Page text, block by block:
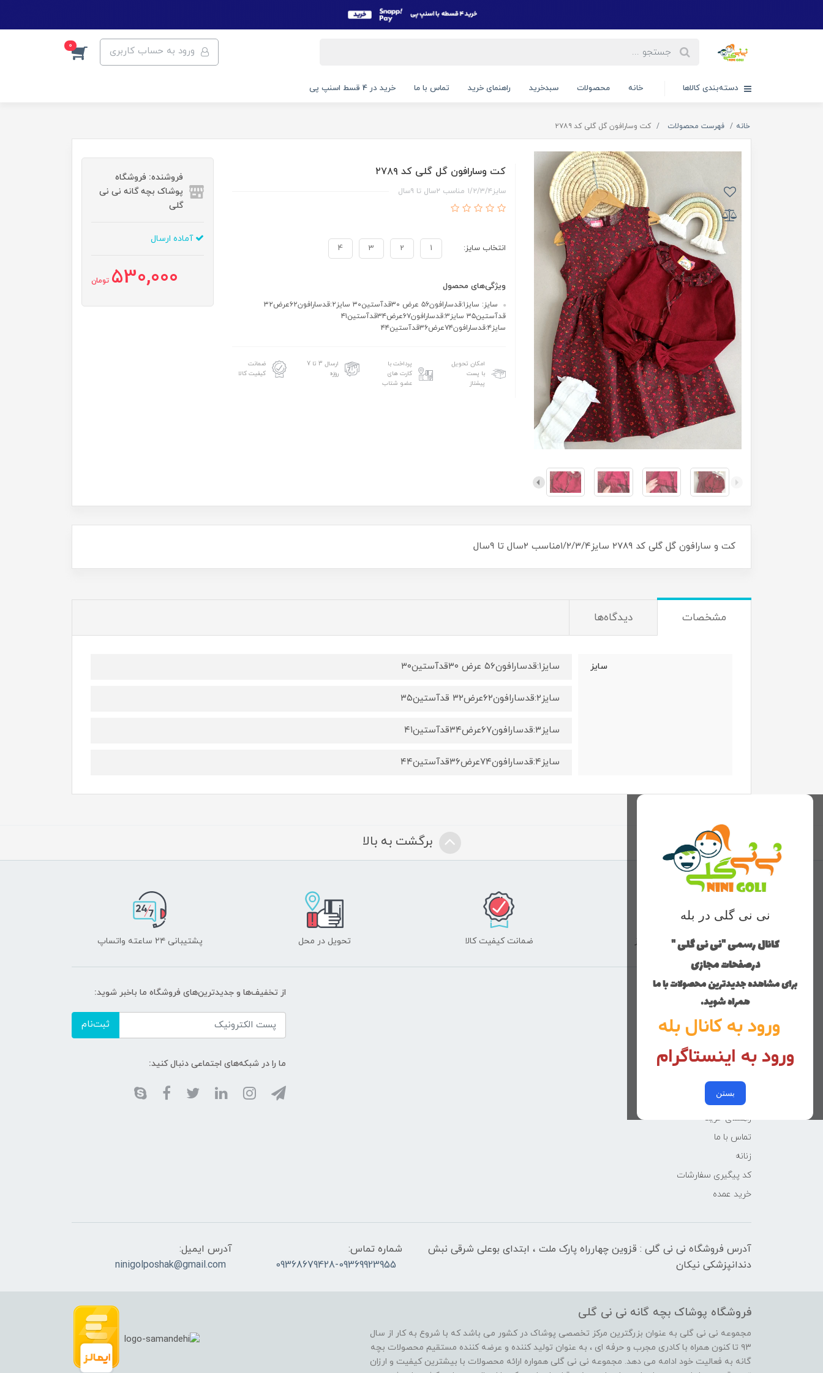
ورود به حساب کاربری 0
دسته‌بندی کالاها خانه محصولات سبدخرید راهنمای خرید تماس با ما خرید در 4 قسط اسنپ پی
خانه فهرست محصولات کت وسارافون گل گلی کد ۲۷۸۹
کت وسارافون گل گلی کد ۲۷۸۹
سایز۱/۲/۳/۴ مناسب ۲سال تا ۹سال
انتخاب سایز: 1
2
3
4
ویژگی‌های محصول
سایز: سایز۱:قدسارافون۵۶ عرض ۳۰قدآستین۳۰ سایز۲:قدسارافون۶۲عرض۳۲
قدآستین۳۵ سایز۳:قدسارافون۶۷عرض۳۴قدآستین۴۱
سایز۴:قدسارافون۷۴عرض۳۶قدآستین۴۴
امکان تحویل
با پست
پیشتاز
پرداخت با
کارت های
عضو شتاب
ارسال 3 تا 7
روزه
ضمانت
کیفیت کالا
فروشنده: فروشگاه
پوشاک بچه گانه نی نی
گلی
آماده ارسال
530,000 تومان
کت و سارافون گل گلی کد ۲۷۸۹ سایز۱/۲/۳/۴مناسب ۲سال تا ۹سال
مشخصات دیدگاه‌ها
سایز سایز۱:قدسارافون۵۶ عرض ۳۰قدآستین۳۰
سایز۲:قدسارافون۶۲عرض۳۲ قدآستین۳۵
سایز۳:قدسارافون۶۷عرض۳۴قدآستین۴۱
سایز۴:قدسارافون۷۴عرض۳۶قدآستین۴۴
نی نی گلی در بله
کانال رسمی "نی نی گلی "
درصفحات مجازی
برای مشاهده جدیدترین محصولات با ما
همراه شوید.
ورود به کانال بله
ورود به اینستاگرام
بستن
برگشت به بالا
ارسال با پست پیشتاز ضمانت کیفیت کالا تحویل در محل پشتیبانی ۲۴ ساعته واتساپ
منوی وب‌سایت
محصولات
دخترانه
پسرانه
کوچولوهای نی نی گلی
راهنمای خرید
تماس با ما
زنانه
کد پیگیری سفارشات
خرید عمده
از تخفیف‌ها و جدیدترین‌های فروشگاه ما باخبر شوید:
ثبت‌نام
ما را در شبکه‌های اجتماعی دنبال کنید:
آدرس فروشگاه نی نی گلی : قزوین چهارراه پارک ملت ، ابتدای بوعلی شرقی نبش
دندانپزشکی نیکان
شماره تماس:
09368679428-09369923955
آدرس ایمیل:
ninigolposhak@gmail.com
فروشگاه پوشاک بچه گانه نی نی گلی
مجموعه نی نی گلی به عنوان بزرگترین مرکز تخصصی پوشاک در کشور می باشد که با شروع به کار از سال
۹۳ تا کنون همراه با کادری مجرب و حرفه ای ، به عنوان تولید کننده و عرضه کننده مستقیم محصولات بچه
گانه به فعالیت خود ادامه می دهد. مجموعه نی نی گلی همواره ارائه محصولات با بیشترین کیفیت و ارزان